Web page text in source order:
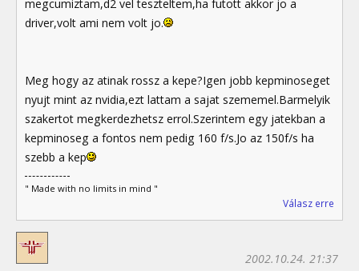
megcumiztam,d2 vel teszteltem,ha futott akkor jo a
driver,volt ami nem volt jo.
Meg hogy az atinak rossz a kepe?Igen jobb kepminoseget
nyujt mint az nvidia,ezt lattam a sajat szememel.Barmelyik
szakertot megkerdezhetsz errol.Szerintem egy jatekban a
kepminoseg a fontos nem pedig 160 f/s.Jo az 150f/s ha
szebb a kep
" Made with no limits in mind "
Válasz erre
2002.10.24. 21:37